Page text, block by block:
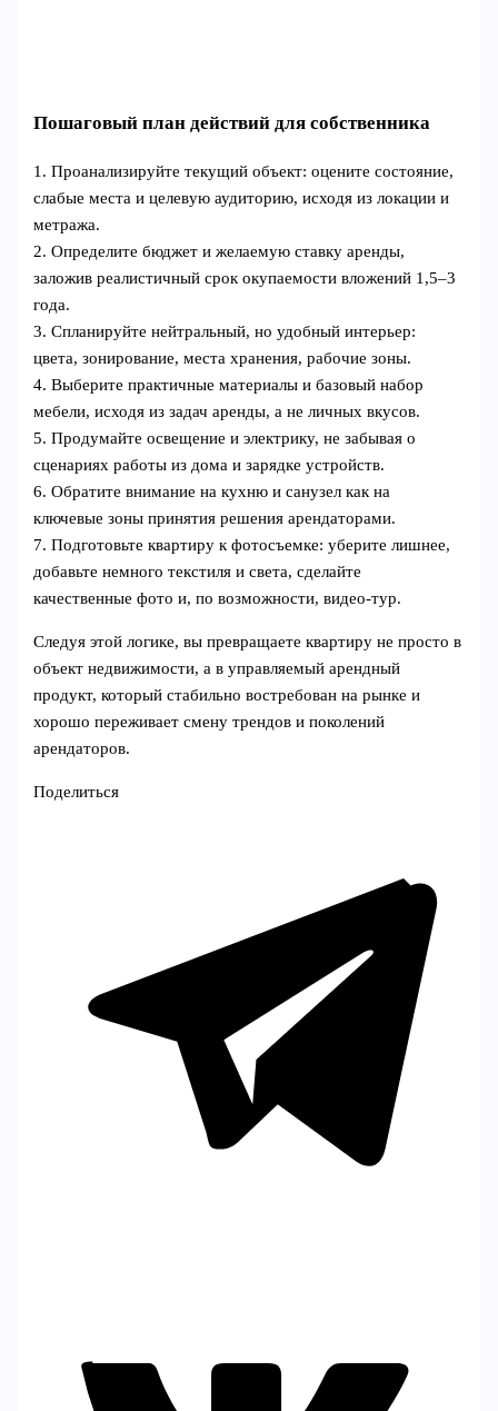
Пошаговый план действий для собственника
1. Проанализируйте текущий объект: оцените состояние,
слабые места и целевую аудиторию, исходя из локации и
метража.
2. Определите бюджет и желаемую ставку аренды,
заложив реалистичный срок окупаемости вложений 1,5–3
года.
3. Спланируйте нейтральный, но удобный интерьер:
цвета, зонирование, места хранения, рабочие зоны.
4. Выберите практичные материалы и базовый набор
мебели, исходя из задач аренды, а не личных вкусов.
5. Продумайте освещение и электрику, не забывая о
сценариях работы из дома и зарядке устройств.
6. Обратите внимание на кухню и санузел как на
ключевые зоны принятия решения арендаторами.
7. Подготовьте квартиру к фотосъемке: уберите лишнее,
добавьте немного текстиля и света, сделайте
качественные фото и, по возможности, видео‑тур.
Следуя этой логике, вы превращаете квартиру не просто в
объект недвижимости, а в управляемый арендный
продукт, который стабильно востребован на рынке и
хорошо переживает смену трендов и поколений
арендаторов.
Поделиться